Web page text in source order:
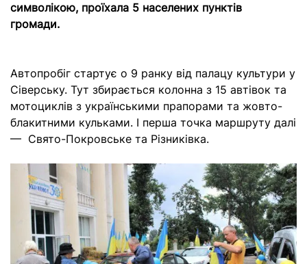
символікою, проїхала 5 населених пунктів
громади.
Автопробіг стартує о 9 ранку від палацу культури у
Сіверську. Тут збирається колонна з 15 автівок та
мотоциклів з українськими прапорами та жовто-
блакитними кульками. І перша точка маршруту далі
— Свято-Покровське та Різниківка.